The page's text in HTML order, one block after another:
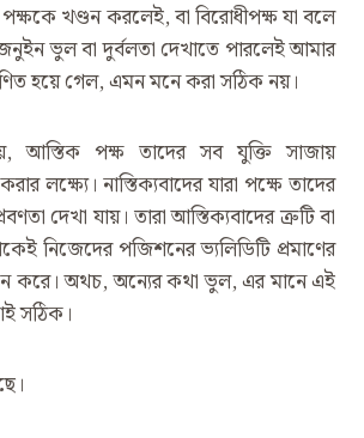
খণ্ডন করলেই, বা বিরোধীপক্ষ যা বলে
ভুল বা দুর্বলতা দেখাতে পারলেই আমার
হয়ে গেল, এমন মনে করা সঠিক নয়।
আস্তিক পক্ষ তাদের সব যুক্তি সাজায়
লক্ষ্যে। নাস্তিক্যবাদের যারা পক্ষে তাদের
দেখা যায়। তারা আস্তিক্যবাদের ত্রুটি বা
নিজেদের পজিশনের ভ্যলিডিটি প্রমাণের
করে। অথচ, অন্যের কথা ভুল, এর মানে এই
সঠিক।